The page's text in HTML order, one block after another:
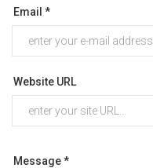
Email *
Website URL
Message *